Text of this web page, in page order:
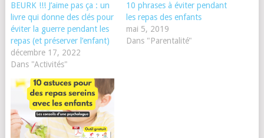
BEURK !!! J’aime pas ça : un
livre qui donne des clés pour
éviter la guerre pendant les
repas (et préserver l’enfant)
décembre 17, 2022
Dans "Activités"
10 phrases à éviter pendant
les repas des enfants
mai 5, 2019
Dans "Parentalité"